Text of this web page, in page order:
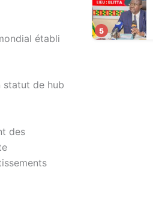
établi
statut de hub
des
5